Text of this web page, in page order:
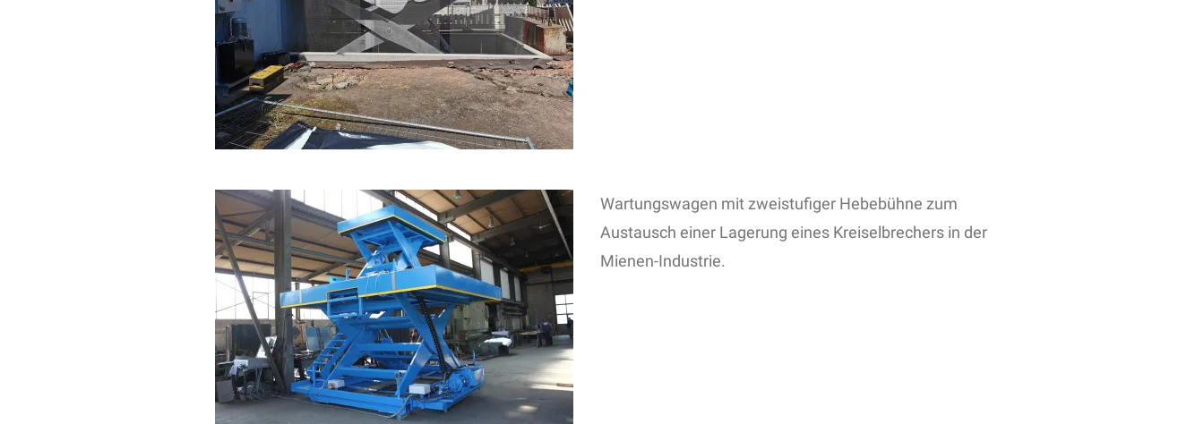
Wartungswagen mit zweistufiger Hebebühne zum
Austausch einer Lagerung eines Kreiselbrechers in der
Mienen-Industrie.